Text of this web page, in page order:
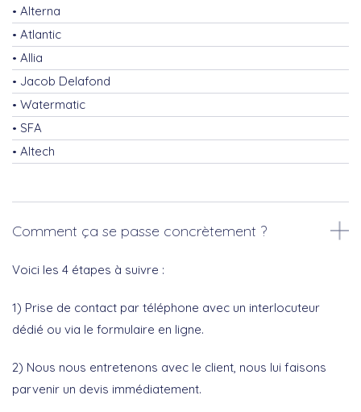
Alterna
Atlantic
Allia
Jacob Delafond
Watermatic
SFA
Altech
Comment ça se passe concrètement ?
Voici les 4 étapes à suivre :
1) Prise de contact par téléphone avec un interlocuteur
dédié ou via le formulaire en ligne.
2) Nous nous entretenons avec le client, nous lui faisons
parvenir un devis immédiatement.